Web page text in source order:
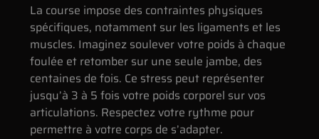
La course impose des contraintes physiques
spécifiques, notamment sur les ligaments et les
muscles. Imaginez soulever votre poids à chaque
foulée et retomber sur une seule jambe, des
centaines de fois. Ce stress peut représenter
jusqu’à 3 à 5 fois votre poids corporel sur vos
articulations. Respectez votre rythme pour
permettre à votre corps de s’adapter.